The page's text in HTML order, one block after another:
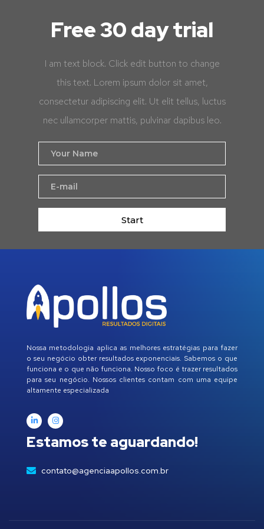
Free 30 day trial
I am text block. Click edit button to change
this text. Lorem ipsum dolor sit amet,
consectetur adipiscing elit. Ut elit tellus, luctus
nec ullamcorper mattis, pulvinar dapibus leo.
Start
Nossa metodologia aplica as melhores estratégias para fazer
o seu negócio obter resultados exponenciais. Sabemos o que
funciona e o que não funciona. Nosso foco é trazer resultados
para seu negócio. Nossos clientes contam com uma equipe
altamente especializada
Estamos te aguardando!
contato@agenciaapollos.com.br